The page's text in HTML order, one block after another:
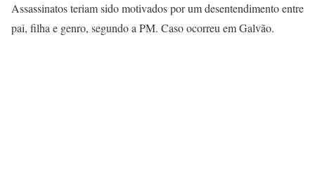
Assassinatos teriam sido motivados por um desentendimento entre
pai, filha e genro, segundo a PM. Caso ocorreu em Galvão.